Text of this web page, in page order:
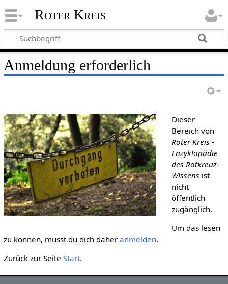
Roter Kreis
Anmeldung erforderlich
Dieser
Bereich von
Roter Kreis -
Enzyklopädie
des Rotkreuz-
Wissens ist
nicht
öffentlich
zugänglich.
Um das lesen
zu können, musst du dich daher anmelden.
Zurück zur Seite Start.